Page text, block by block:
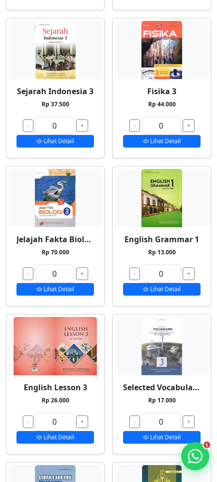
Sejarah Indonesia 3
Rp 37.500
-
+
Lihat Detail
Fisika 3
Rp 44.000
-
+
Lihat Detail
Jelajah Fakta Biologi 3
Rp 70.000
-
+
Lihat Detail
English Grammar 1
Rp 13.000
-
+
Lihat Detail
English Lesson 3
Rp 26.000
-
+
Lihat Detail
Selected Vocabularies 3
Rp 17.000
-
+
Lihat Detail
1